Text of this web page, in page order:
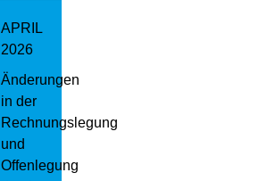
APRIL
2026
Änderungen
in der
Rechnungslegung
und
Offenlegung